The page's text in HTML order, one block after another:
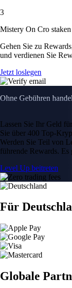
3
Mistery On Cro staken
Gehen Sie zu
und verdienen Sie
Jetzt loslegen
Ohne Gebühren
Lassen Sie Ihr Geld
Sie über 400 Top-
Werden Sie Teil von
führende Rewards.
Level Up beitreten
Für
Globale